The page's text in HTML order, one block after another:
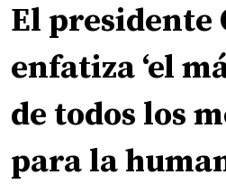
El presidente
enfatiza ‘el
de todos los
para la